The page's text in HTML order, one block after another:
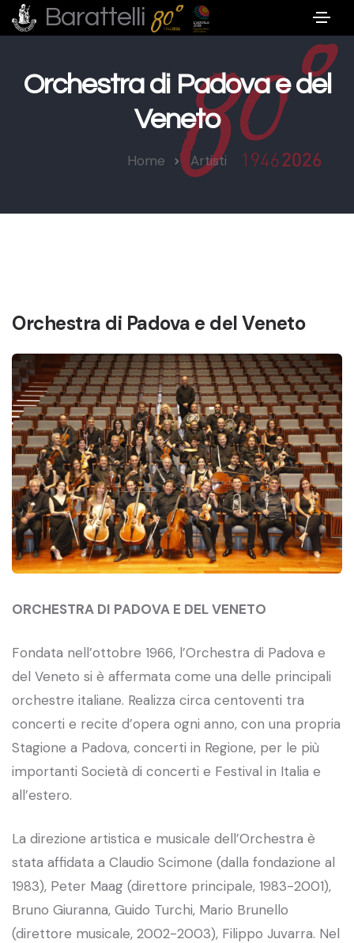
Barattelli
Orchestra di Padova e del
Veneto
Home Artisti
Orchestra di Padova e del Veneto
ORCHESTRA DI PADOVA E DEL VENETO
Fondata nell’ottobre 1966, l’Orchestra di Padova e
del Veneto si è affermata come una delle principali
orchestre italiane. Realizza circa centoventi tra
concerti e recite d’opera ogni anno, con una propria
Stagione a Padova, concerti in Regione, per le più
importanti Società di concerti e Festival in Italia e
all’estero.
La direzione artistica e musicale dell’Orchestra è
stata affidata a Claudio Scimone (dalla fondazione al
1983), Peter Maag (direttore principale, 1983-2001),
Bruno Giuranna, Guido Turchi, Mario Brunello
(direttore musicale, 2002-2003), Filippo Juvarra. Nel